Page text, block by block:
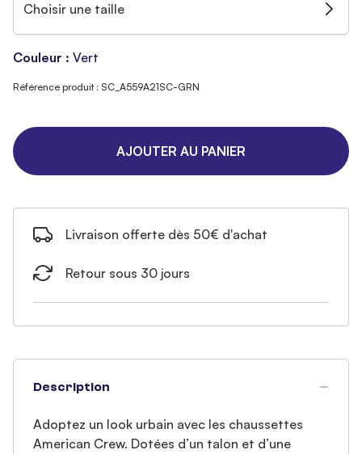
Choisir une taille
Couleur : Vert
Référence produit : SC_A559A21SC-GRN
AJOUTER AU PANIER
Livraison offerte dès 50€ d'achat
Retour sous 30 jours
Description
Adoptez un look urbain avec les chaussettes
American Crew. Dotées d’un talon et d’une